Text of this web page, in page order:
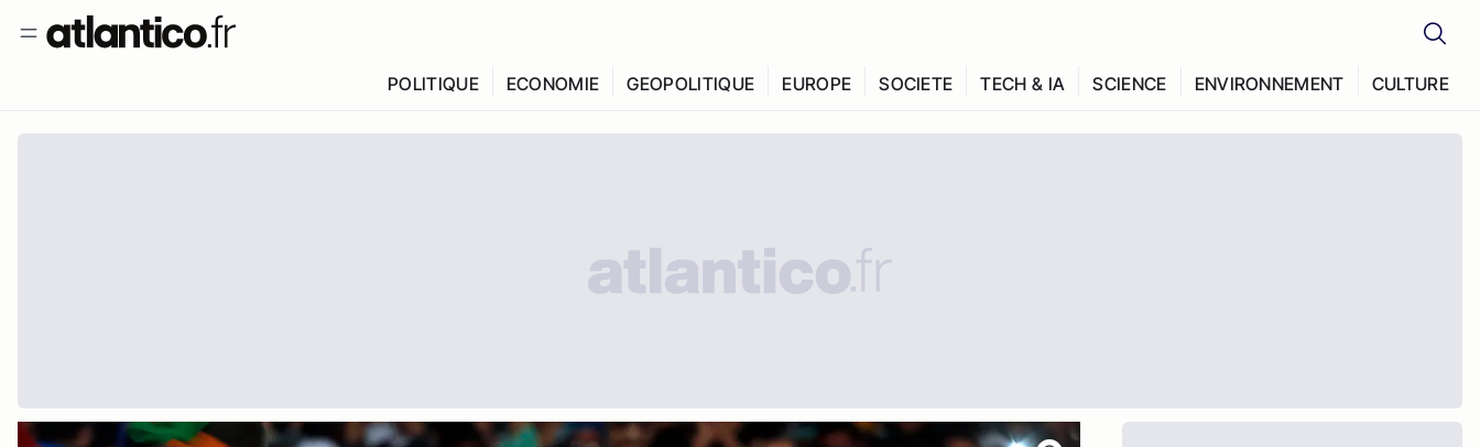
POLITIQUE ECONOMIE GEOPOLITIQUE EUROPE SOCIETE TECH & IA SCIENCE ENVIRONNEMENT CULTURE